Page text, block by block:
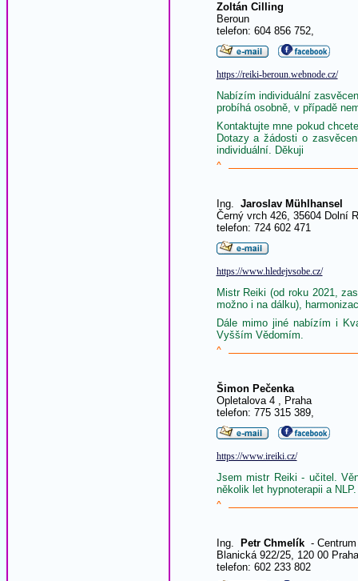
Zoltán Cilling
Beroun
telefon: 604 856 752,
https://reiki-beroun.webnode.cz/
Nabízím individuální
probíhá osobně, v případě
Kontaktujte mne pokud
Dotazy a žádosti o
individuální. Děkuji
^
Ing. Jaroslav Mühlhansel
Černý vrch 426, 35604 Dolní
telefon: 724 602 471
https://www.hledejvsobe.cz/
Mistr Reiki (od roku 2021,
možno i na dálku),
Dále mimo jiné nabízím i
Vyšším Vědomím.
^
Šimon Pečenka
Opletalova 4 , Praha
telefon: 775 315 389,
https://www.ireiki.cz/
Jsem mistr Reiki - učitel.
několik let hypnoterapii a NLP.
^
Ing. Petr Chmelík- Centrum
Blanická 922/25, 120 00 Praha
telefon: 602 233 802